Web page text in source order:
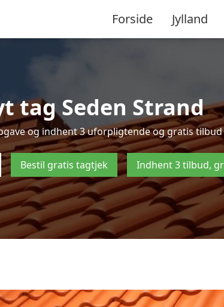
Forside Jylland
tag Seden Strand
og indhent 3 uforpligtende og gratis
Bestil gratis tagtjek Indhent 3 tilbud,